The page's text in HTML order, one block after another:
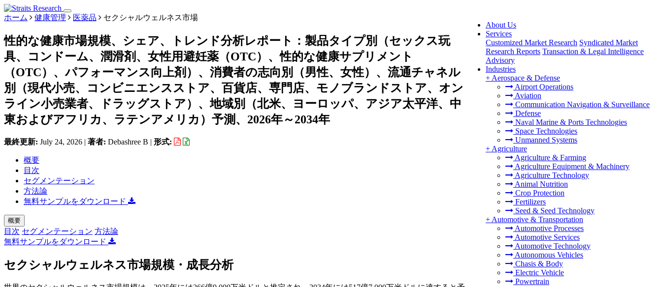
About Us
Services
Customized Market Research Syndicated Market
Research Reports Transaction & Legal Intelligence
Advisory
Industries
+ Aerospace & Defense
Airport Operations
Aviation
Communication Navigation & Surveillance
Defense
Naval Marine & Ports Technologies
Space Technologies
Unmanned Systems
+ Agriculture
Agriculture & Farming
Agriculture Equipment & Machinery
Agriculture Technology
Animal Nutrition
Crop Protection
Fertilizers
Seed & Seed Technology
+ Automotive & Transportation
Automotive Processes
Automotive Services
Automotive Technology
Autonomous Vehicles
Chasis & Body
Electric Vehicle
Powertrain
ホーム 健康管理 医薬品 セクシャルウェルネス市場
性的な健康市場規模、シェア、トレンド分析レポート：製品タイプ別（セックス玩
具、コンドーム、潤滑剤、女性用避妊薬（OTC）、性的な健康サプリメント
（OTC）、パフォーマンス向上剤）、消費者の志向別（男性、女性）、流通チャネル
別（現代小売、コンビニエンスストア、百貨店、専門店、モノブランドストア、オン
ライン小売業者、ドラッグストア）、地域別（北米、ヨーロッパ、アジア太平洋、中
東およびアフリカ、ラテンアメリカ）予測、2026年～2034年
最終更新: July 24, 2026 | 著者: Debashree B | 形式:
概要
目次
セグメンテーション
方法論
無料サンプルをダウンロード
概要
目次 セグメンテーション 方法論
無料サンプルをダウンロード
セクシャルウェルネス市場規模・成長分析